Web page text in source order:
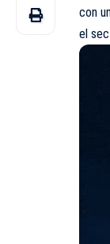
con
el